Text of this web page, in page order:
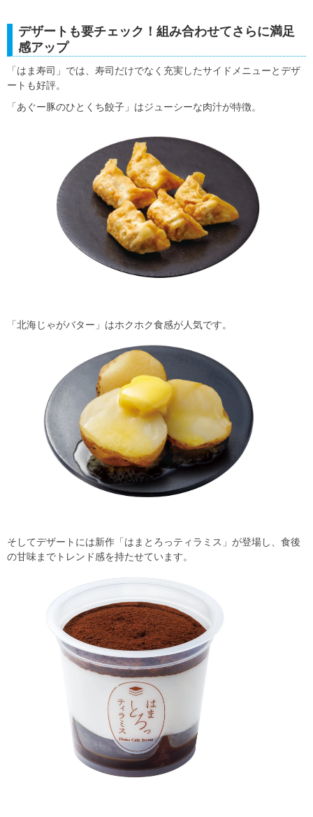
デザートも要チェック！組み合わせてさらに満足
感アップ
「はま寿司」では、寿司だけでなく充実したサイドメニューとデザ
ートも好評。
「あぐー豚のひとくち餃子」はジューシーな肉汁が特徴。
「北海じゃがバター」はホクホク食感が人気です。
そしてデザートには新作「はまとろっティラミス」が登場し、食後
の甘味までトレンド感を持たせています。